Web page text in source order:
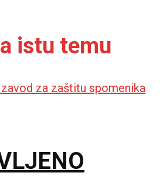
istu temu